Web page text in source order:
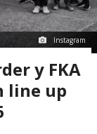
Instagram
y FKA
line up